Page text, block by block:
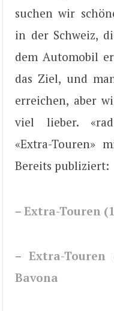
suchen wir
in der Schweiz,
dem Automobil
das Ziel, und
erreichen, aber
viel lieber.
«Extra-Touren»
Bereits publiziert:
– Extra-Touren
– Extra-
Bavona